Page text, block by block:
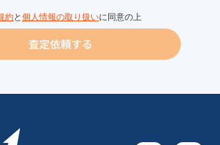
約と 個人情報の取り扱いに同意の上
査定依頼する